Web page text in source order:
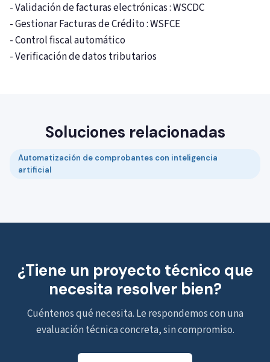
- Validación de facturas electrónicas : WSCDC
- Gestionar Facturas de Crédito : WSFCE
- Control fiscal automático
- Verificación de datos tributarios
Soluciones relacionadas
Automatización de comprobantes con inteligencia
artificial
¿Tiene un proyecto técnico que
necesita resolver bien?
Cuéntenos qué necesita. Le respondemos con una
evaluación técnica concreta, sin compromiso.